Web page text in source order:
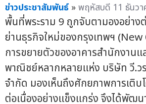
ข่าวประชาสัมพันธ์ »พฤหัสบดี 11 ธันว
พื้นที่พระราม 9 ถูกจับตามองอย่าง
ย่านธุรกิจใหม่ของกรุงเทพฯ
การขยายตัวของอาคารสำนักงานแ
พาณิชย์หลากหลายแห่ง บริษัท วี.ว
จำกัด มองเห็นถึงศักยภาพการเติบ
ต่อเนื่องอย่างแข็งแกร่ง จึงได้พัฒน